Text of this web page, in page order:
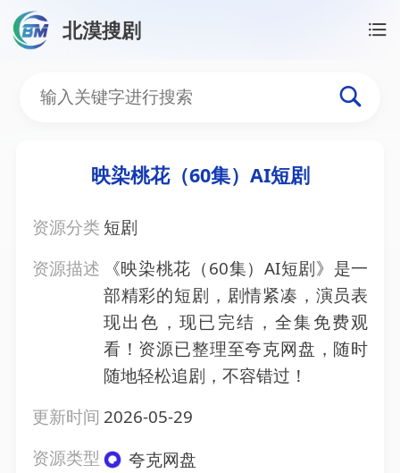
北漠搜剧
映染桃花（60集）AI短剧
映染桃花（60集）AI短剧
资源分类 短剧
资源描述
《映染桃花（60集）AI短剧》是一
部精彩的短剧，剧情紧凑，演员表
现出色，现已完结，全集免费观
看！资源已整理至夸克网盘，随时
随地轻松追剧，不容错过！
更新时间 2026-05-29
资源类型
夸克网盘